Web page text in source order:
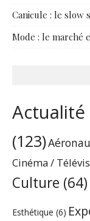
Canicule : le slow
Mode : le marché
Actualité
(123)
Cinéma /
Culture (64)
Esthétique (6)